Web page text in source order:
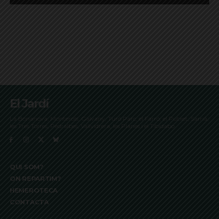
El Jardí
La Bonanova, Monterols, Galvany, Turó Parc, el Farró, el Putxet, Sarrià,
les Tres Torres, Pedralbes, Vallvidrera, les Planes i el Tibidabo
QUI SOM?
ON REPARTIM?
HEMEROTECA
CONTACTA